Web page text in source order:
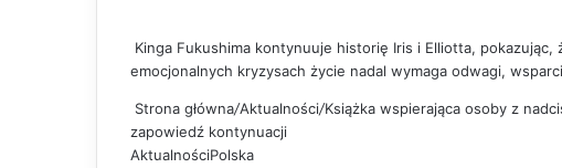
Kinga Fukushima kontynuuje historię Iris i Elliotta,
emocjonalnych kryzysach życie nadal wymaga odwagi,
Strona główna/Aktualności/Książka wspierająca osoby z
zapowiedź kontynuacji
AktualnościPolska